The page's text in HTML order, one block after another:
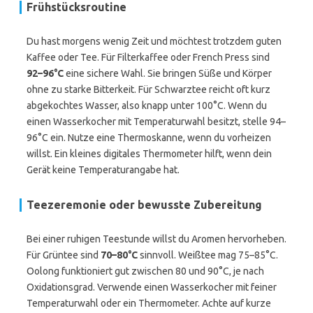
Frühstücksroutine
Du hast morgens wenig Zeit und möchtest trotzdem guten
Kaffee oder Tee. Für Filterkaffee oder French Press sind
92–96°Ceine sichere Wahl. Sie bringen Süße und Körper
ohne zu starke Bitterkeit. Für Schwarztee reicht oft kurz
abgekochtes Wasser, also knapp unter 100°C. Wenn du
einen Wasserkocher mit Temperaturwahl besitzt, stelle 94–
96°C ein. Nutze eine Thermoskanne, wenn du vorheizen
willst. Ein kleines digitales Thermometer hilft, wenn dein
Gerät keine Temperaturangabe hat.
Teezeremonie oder bewusste Zubereitung
Bei einer ruhigen Teestunde willst du Aromen hervorheben.
Für Grüntee sind 70–80°Csinnvoll. Weißtee mag 75–85°C.
Oolong funktioniert gut zwischen 80 und 90°C, je nach
Oxidationsgrad. Verwende einen Wasserkocher mit feiner
Temperaturwahl oder ein Thermometer. Achte auf kurze